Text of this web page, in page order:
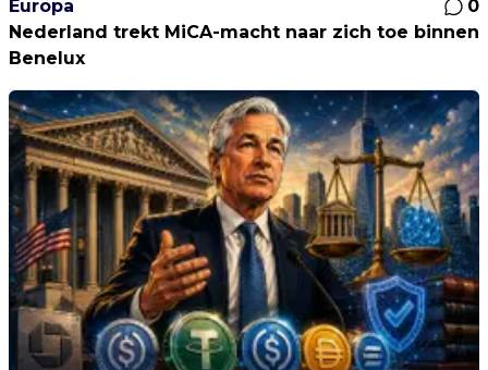
Europa
0
Nederland trekt MiCA-macht naar zich toe binnen
Benelux